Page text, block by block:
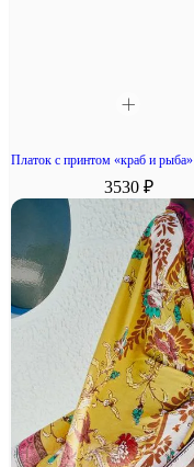
Платок с принтом «краб и рыба»
3530 ₽